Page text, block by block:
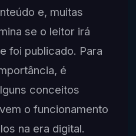
e, muitas
se o leitor irá
foi publicado. Para
é
conceitos
o funcionamento
na era digital.